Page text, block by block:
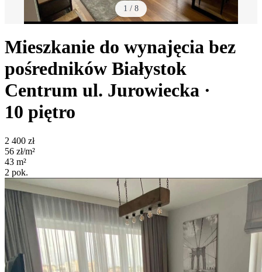
1 / 8
Mieszkanie do wynajęcia bez
pośredników Białystok
Centrum ul. Jurowiecka ·
10 piętro
2 400 zł
56 zł/m²
43 m²
2 pok.